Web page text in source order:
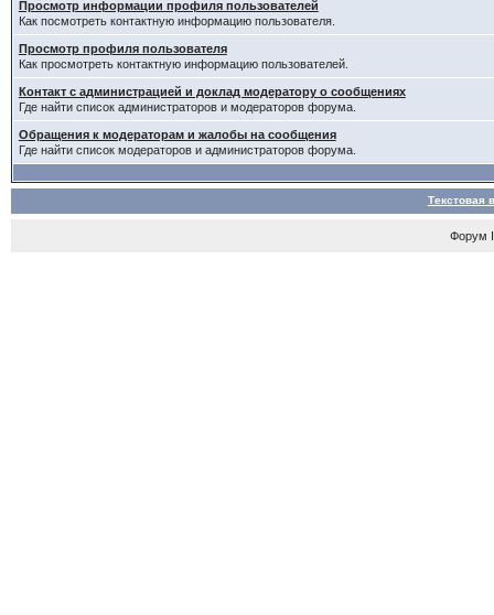
Просмотр информации профиля пользователей
Как посмотреть контактную информацию пользователя.
Просмотр профиля пользователя
Как просмотреть контактную информацию пользователей.
Контакт с администрацией и доклад модератору о сообщениях
Где найти список администраторов и модераторов форума.
Обращения к модераторам и жалобы на сообщения
Где найти список модераторов и администраторов форума.
Текстовая
Форум